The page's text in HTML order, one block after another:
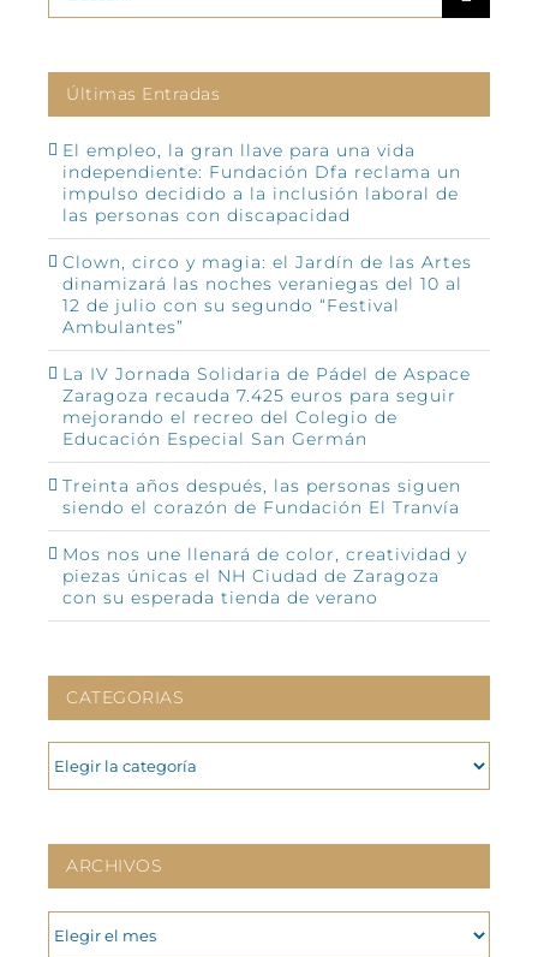
Últimas Entradas
El empleo, la gran llave para una vida
independiente: Fundación Dfa reclama un
impulso decidido a la inclusión laboral de
las personas con discapacidad
Clown, circo y magia: el Jardín de las Artes
dinamizará las noches veraniegas del 10 al
12 de julio con su segundo “Festival
Ambulantes”
La IV Jornada Solidaria de Pádel de Aspace
Zaragoza recauda 7.425 euros para seguir
mejorando el recreo del Colegio de
Educación Especial San Germán
Treinta años después, las personas siguen
siendo el corazón de Fundación El Tranvía
Mos nos une llenará de color, creatividad y
piezas únicas el NH Ciudad de Zaragoza
con su esperada tienda de verano
CATEGORIAS
CATEGORIAS
ARCHIVOS
ARCHIVOS